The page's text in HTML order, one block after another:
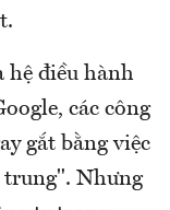
hệ điều hành
các công
gắt bằng việc
trung". Nhưng